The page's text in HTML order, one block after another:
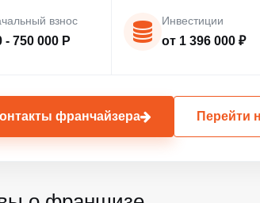
взнос
- 750 000 Р
Инвестиции
от 1 396 000 ₽
франчайзера Перейти